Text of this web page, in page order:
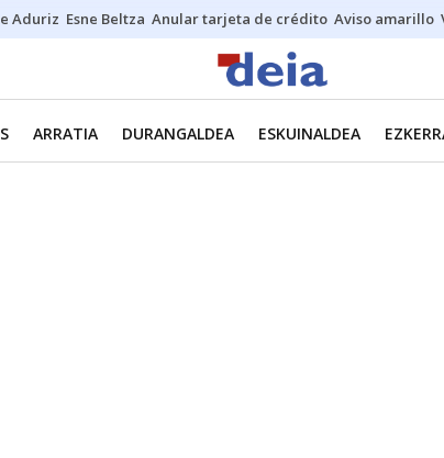
Aduriz Esne Beltza Anular tarjeta de crédito Aviso amarillo
ARRATIA DURANGALDEA ESKUINALDEA